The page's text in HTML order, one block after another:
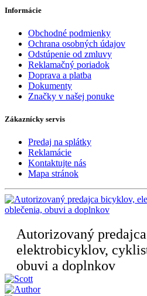
Informácie
Obchodné podmienky
Ochrana osobných údajov
Odstúpenie od zmluvy
Reklamačný poriadok
Doprava a platba
Dokumenty
Značky v našej ponuke
Zákaznícky servis
Predaj na splátky
Reklamácie
Kontaktujte nás
Mapa stránok
Autorizovaný
elektrobicyklov,
obuvi a doplnkov